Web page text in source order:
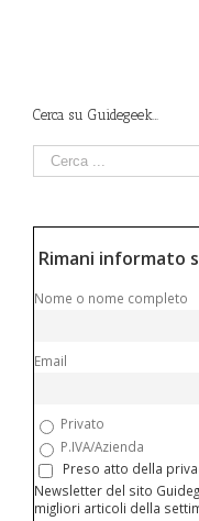
Cerca su Guidegeek…
Rimani informato
Nome o nome completo
Email
Privato
P.IVA/Azienda
Preso atto della
Newsletter del sito
migliori articoli della